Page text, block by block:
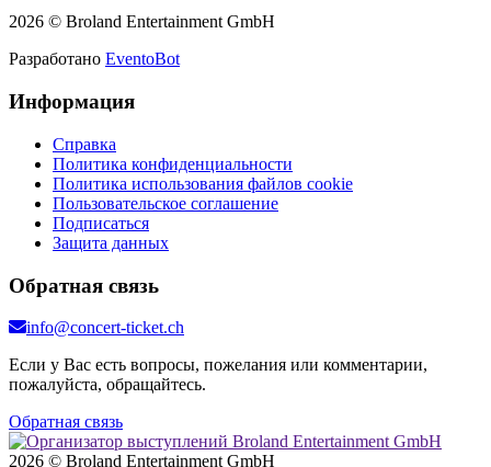
2026 © Broland Entertainment GmbH
Разработано EventoBot
Информация
Справка
Политика конфиденциальности
Политика использования файлов cookie
Пользовательское соглашение
Подписаться
Защита данных
Обратная связь
info@concert-ticket.ch
Если у Вас есть вопросы, пожелания или комментарии,
пожалуйста, обращайтесь.
Обратная связь
2026 © Broland Entertainment GmbH